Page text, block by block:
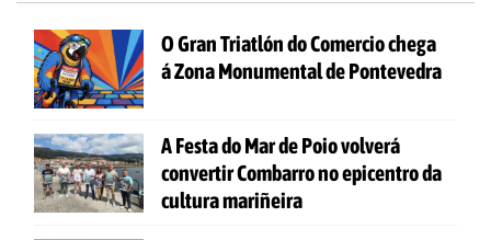
O Gran Triatlón do Comercio chega
á Zona Monumental de Pontevedra
A Festa do Mar de Poio volverá
convertir Combarro no epicentro da
cultura mariñeira